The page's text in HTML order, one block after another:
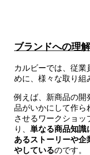
ブランドへの理
カルビーでは、従業
めに、様々な取り組
例えば、新商品の開
品がいかにして作ら
させるワークショッ
り、 単なる商品知識
あるストーリーや企
やしているのです。